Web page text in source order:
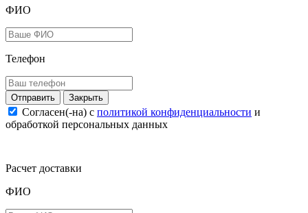
ФИО
Телефон
Закрыть
Согласен(-на) c политикой конфиденциальности и
обработкой персональных данных
Расчет доставки
ФИО